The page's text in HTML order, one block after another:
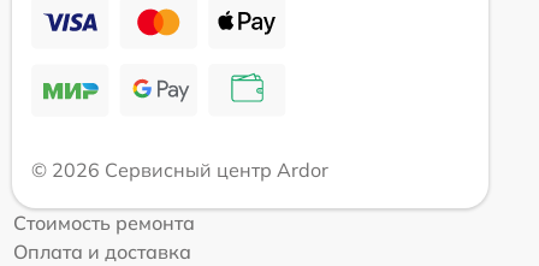
© 2026 Сервисный центр Ardor
Стоимость ремонта
Оплата и доставка